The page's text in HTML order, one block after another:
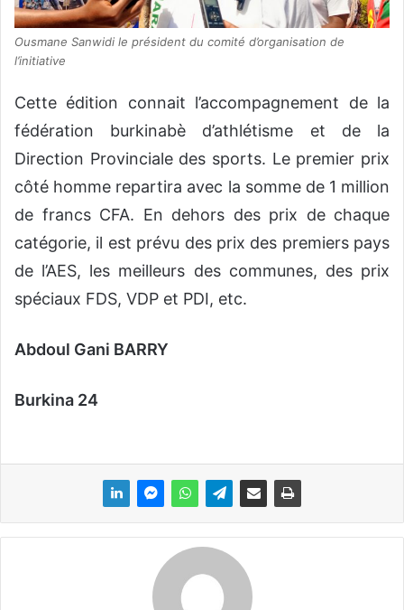
Ousmane Sanwidi le président du comité d’organisation de
l’initiative
Cette édition connait l’accompagnement de la
fédération burkinabè d’athlétisme et de la
Direction Provinciale des sports. Le premier prix
côté homme repartira avec la somme de 1 million
de francs CFA. En dehors des prix de chaque
catégorie, il est prévu des prix des premiers pays
de l’AES, les meilleurs des communes, des prix
spéciaux FDS, VDP et PDI, etc.
Abdoul Gani BARRY
Burkina 24